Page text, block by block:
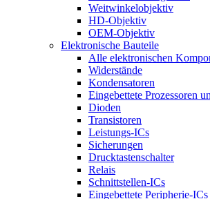
Weitwinkelobjektiv
HD-Objektiv
OEM-Objektiv
Elektronische Bauteile
Alle elektronischen
Widerstände
Kondensatoren
Eingebettete Prozessoren
Dioden
Transistoren
Leistungs-ICs
Sicherungen
Drucktastenschalter
Relais
Schnittstellen-ICs
Eingebettete Peripherie-ICs